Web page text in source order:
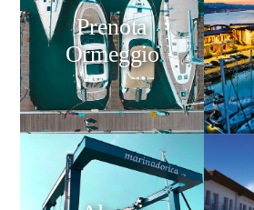
Prenota
Ormeggio